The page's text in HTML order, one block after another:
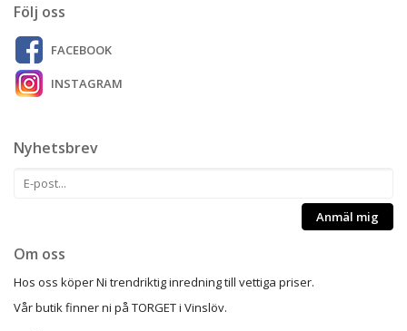
Följ oss
FACEBOOK
INSTAGRAM
Nyhetsbrev
Anmäl mig
Om oss
Hos oss köper Ni trendriktig inredning till vettiga priser.
Vår butik finner ni på TORGET i Vinslöv.